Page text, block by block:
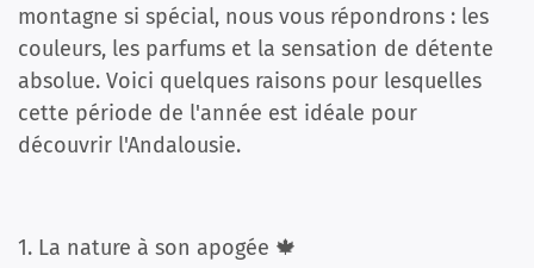
montagne si spécial, nous vous répondrons : les
couleurs, les parfums et la sensation de détente
absolue. Voici quelques raisons pour lesquelles
cette période de l'année est idéale pour
découvrir l'Andalousie.
1. La nature à son apogée 🍁